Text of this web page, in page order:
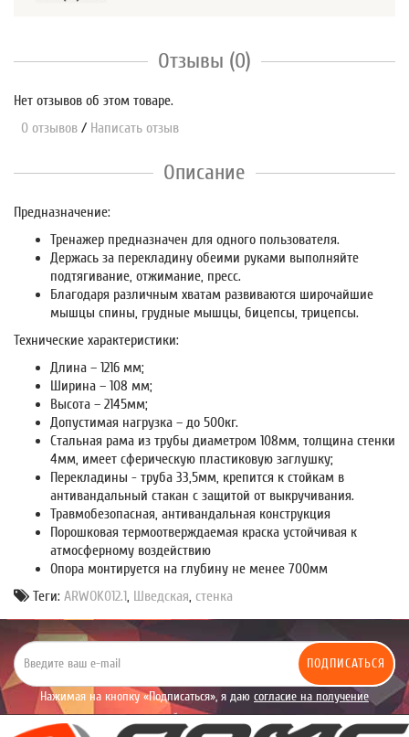
Отзывы (0)
Нет отзывов об этом товаре.
0 отзывов / Написать отзыв
Описание
Предназначение:
Тренажер предназначен для одного пользователя.
Держась за перекладину обеими руками выполняйте
подтягивание, отжимание, пресс.
Благодаря различным хватам развиваются широчайшие
мышцы спины, грудные мышцы, бицепсы, трицепсы.
Технические характеристики:
Длина – 1216 мм;
Ширина – 108 мм;
Высота – 2145мм;
Допустимая нагрузка – до 500кг.
Стальная рама из трубы диаметром 108мм, толщина стенки
4мм, имеет сферическую пластиковую заглушку;
Перекладины - труба 33,5мм, крепится к стойкам в
антивандальный стакан с защитой от выкручивания.
Травмобезопасная, антивандальная конструкция
Порошковая термоотверждаемая краска устойчивая к
атмосферному воздействию
Опора монтируется на глубину не менее 700мм
Теги: ARWOK012.1, Шведская, стенка
ПОДПИСАТЬСЯ
Нажимая на кнопку «Подписаться», я даю согласие на получение
уведомлений рекламного характера.